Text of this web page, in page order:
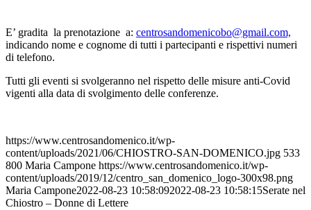
E’ gradita la prenotazione a: centrosandomenicobo@gmail.com,
indicando nome e cognome di tutti i partecipanti e rispettivi numeri
di telefono.
Tutti gli eventi si svolgeranno nel rispetto delle misure anti-Covid
vigenti alla data di svolgimento delle conferenze.
https://www.centrosandomenico.it/wp-
content/uploads/2021/06/CHIOSTRO-SAN-DOMENICO.jpg 533
800 Maria Campone https://www.centrosandomenico.it/wp-
content/uploads/2019/12/centro_san_domenico_logo-300x98.png
Maria Campone2022-08-23 10:58:092022-08-23 10:58:15Serate nel
Chiostro – Donne di Lettere